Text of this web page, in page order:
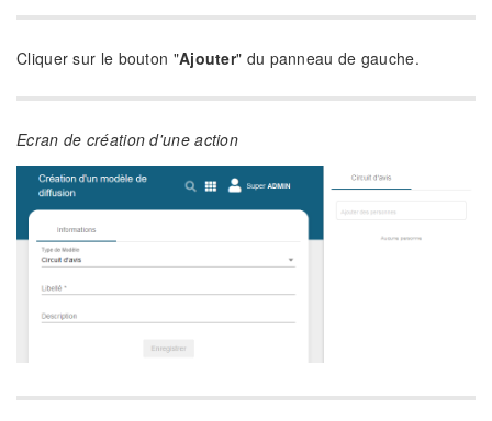
Cliquer sur le bouton "Ajouter" du panneau de gauche.
Ecran de création d'une action